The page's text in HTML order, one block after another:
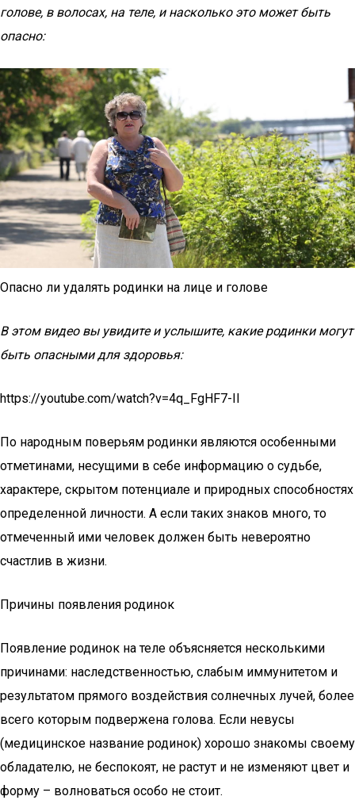
голове, в волосах, на теле, и насколько это может быть
опасно:
Опасно ли удалять родинки на лице и голове
В этом видео вы увидите и услышите, какие родинки могут
быть опасными для здоровья:
https://youtube.com/watch?v=4q_FgHF7-II
По народным поверьям родинки являются особенными
отметинами, несущими в себе информацию о судьбе,
характере, скрытом потенциале и природных способностях
определенной личности. А если таких знаков много, то
отмеченный ими человек должен быть невероятно
счастлив в жизни.
Причины появления родинок
Появление родинок на теле объясняется несколькими
причинами: наследственностью, слабым иммунитетом и
результатом прямого воздействия солнечных лучей, более
всего которым подвержена голова. Если невусы
(медицинское название родинок) хорошо знакомы своему
обладателю, не беспокоят, не растут и не изменяют цвет и
форму – волноваться особо не стоит.